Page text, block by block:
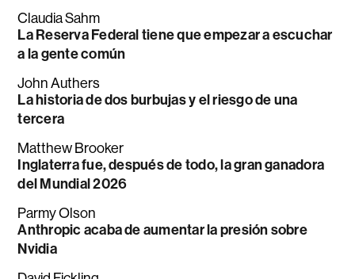
Claudia Sahm
La Reserva Federal tiene que empezar a escuchar
a la gente común
John Authers
La historia de dos burbujas y el riesgo de una
tercera
Matthew Brooker
Inglaterra fue, después de todo, la gran ganadora
del Mundial 2026
Parmy Olson
Anthropic acaba de aumentar la presión sobre
Nvidia